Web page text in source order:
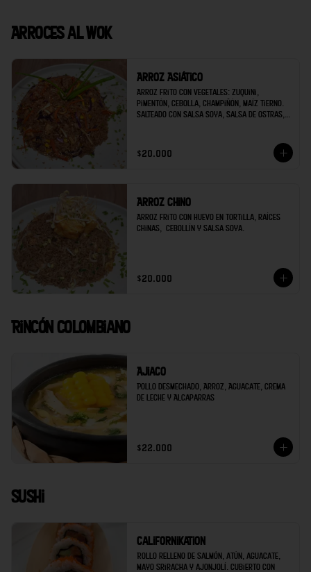
Arroces al wok
Arroz Asiático
Arroz frito con vegetales: Zuquini,
pimentón, cebolla, champiñón, maíz tierno.
Salteado con Salsa Soya, Salsa de Ostras,
$20.000
Arroz Chino
Arroz frito con huevo en tortilla, raíces
chinas,  cebollín y salsa soya.
$20.000
Rincón Colombiano
Ajiaco
Pollo desmechado, Arroz, Aguacate, Crema
de Leche y Alcaparras
$22.000
Sushi
Californikation
Rollo relleno de salmón, atún, aguacate,
mayo sriracha y ajonjolí. Cubierto con